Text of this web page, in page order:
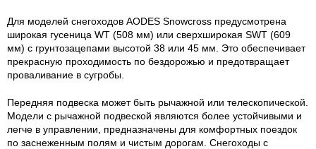
Для моделей снегоходов AODES Snowcross предусмотрена
широкая гусеница WT (508 мм) или сверхширокая SWT (609
мм) с грунтозацепами высотой 38 или 45 мм. Это обеспечивает
прекрасную проходимость по бездорожью и предотвращает
проваливание в сугробы.
Передняя подвеска может быть рычажной или телескопической.
Модели с рычажной подвеской являются более устойчивыми и
легче в управлении, предназначены для комфортных поездок
по заснеженным полям и чистым дорогам. Снегоходы с